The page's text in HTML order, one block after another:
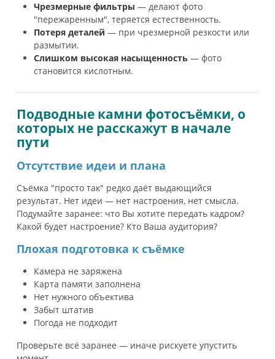
Чрезмерные фильтры — делают фото
"пережаренным", теряется естественность.
Потеря деталей — при чрезмерной резкости или
размытии.
Слишком высокая насыщенность — фото
становится кислотным.
Подводные камни фотосъёмки, о
которых не расскажут в начале
пути
Отсутствие идеи и плана
Съёмка "просто так" редко даёт выдающийся
результат. Нет идеи — нет настроения, нет смысла.
Подумайте заранее: что Вы хотите передать кадром?
Какой будет настроение? Кто Ваша аудитория?
Плохая подготовка к съёмке
Камера не заряжена
Карта памяти заполнена
Нет нужного объектива
Забыт штатив
Погода не подходит
Проверьте всё заранее — иначе рискуете упустить